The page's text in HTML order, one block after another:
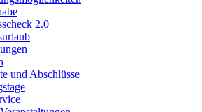
2.0
und Abschlüsse